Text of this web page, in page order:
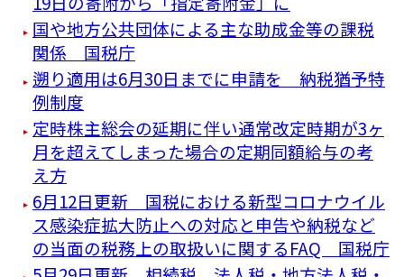
国や地方公共団体による主な助成金等の課税
関係 国税庁
遡り適用は6月30日までに申請を 納税猶予特
例制度
定時株主総会の延期に伴い通常改定時期が3ヶ
月を超えてしまった場合の定期同額給与の考
え方
6月12日更新 国税における新型コロナウイル
ス感染症拡大防止への対応と申告や納税など
の当面の税務上の取扱いに関するFAQ 国税庁